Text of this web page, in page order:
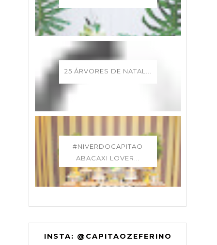
25 ÁRVORES DE NATAL...
#NIVERDOCAPITAO
ABACAXI LOVER...
INSTA: @CAPITAOZEFERINO